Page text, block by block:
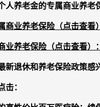
人养老金的专属商业养老
商业养老保险（点击查看
业养老保险（点击查看）：
新退休和养老保险政策
击：